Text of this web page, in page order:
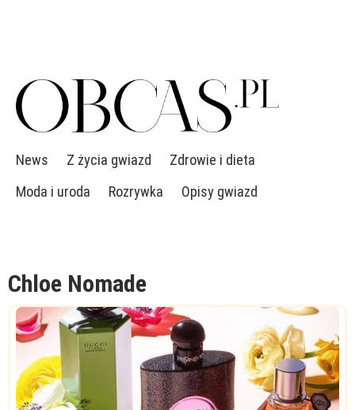
News Z życia gwiazd
Zdrowie i dieta
Moda i uroda
Rozrywka Opisy gwiazd
Chloe Nomade